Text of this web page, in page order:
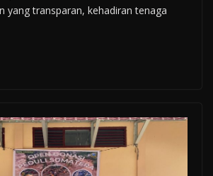
yang transparan, kehadiran tenaga